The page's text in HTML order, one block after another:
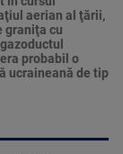
aerian al ţării,
graniţa cu
probabil o
ucraineană de tip